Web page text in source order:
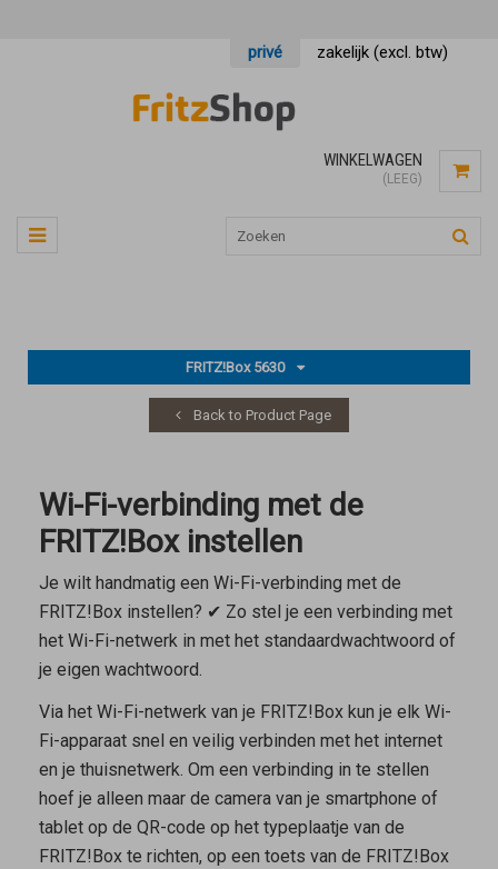
privé zakelijk (excl. btw)
WINKELWAGEN
(LEEG)
FRITZ!Box 5630
Back to Product Page
Wi-Fi-verbinding met de
FRITZ!Box instellen
Je wilt handmatig een Wi-Fi-verbinding met de
FRITZ!Box instellen? ✔ Zo stel je een verbinding met
het Wi-Fi-netwerk in met het standaardwachtwoord of
je eigen wachtwoord.
Via het Wi-Fi-netwerk van je FRITZ!Box kun je elk Wi-
Fi-apparaat snel en veilig verbinden met het internet
en je thuisnetwerk. Om een verbinding in te stellen
hoef je alleen maar de camera van je smartphone of
tablet op de QR-code op het typeplaatje van de
FRITZ!Box te richten, op een toets van de FRITZ!Box